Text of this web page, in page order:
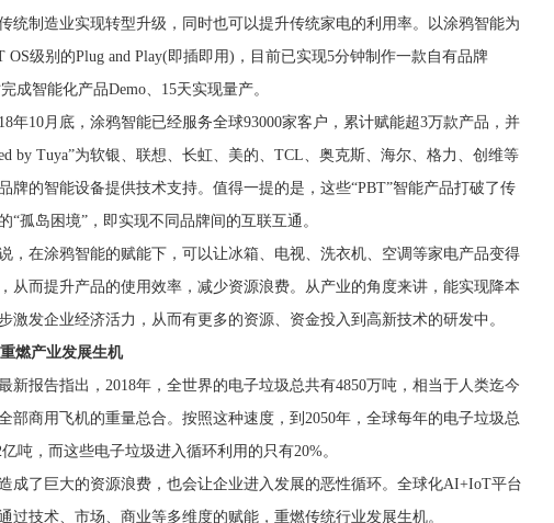
统制造业实现转型升级，同时也可以提升传统家电的利用率。以涂鸦智能为
OS级别的Plug and Play(即插即用)，目前已实现5分钟制作一款自有品牌
成智能化产品Demo、15天实现量产。
10月底，涂鸦智能已经服务全球93000家客户，累计赋能超3万款产品，并
by Tuya”为软银、联想、长虹、美的、TCL、奥克斯、海尔、格力、创维等
牌的智能设备提供技术支持。值得一提的是，这些“PBT”智能产品打破了传
“孤岛困境”，即实现不同品牌间的互联互通。
在涂鸦智能的赋能下，可以让冰箱、电视、洗衣机、空调等家电产品变得
从而提升产品的使用效率，减少资源浪费。从产业的角度来讲，能实现降本
激发企业经济活力，从而有更多的资源、资金投入到高新技术的研发中。
燃产业发展生机
报告指出，2018年，全世界的电子垃圾总共有4850万吨，相当于人类迄今
部商用飞机的重量总合。按照这种速度，到2050年，全球每年的电子垃圾总
吨，而这些电子垃圾进入循环利用的只有20%。
了巨大的资源浪费，也会让企业进入发展的恶性循环。全球化AI+IoT平台
过技术、市场、商业等多维度的赋能，重燃传统行业发展生机。